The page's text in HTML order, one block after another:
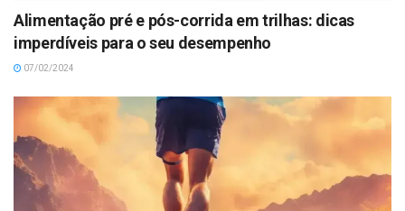
Alimentação pré e pós-corrida em trilhas: dicas
imperdíveis para o seu desempenho
07/02/2024